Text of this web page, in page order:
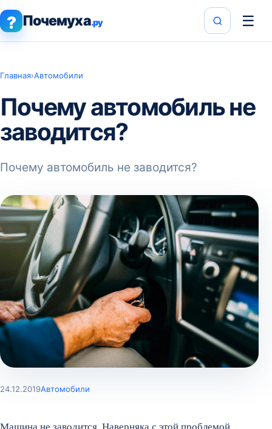
? Почемуха.ру ☰
Главная›Автомобили
Почему автомобиль не
заводится?
Почему автомобиль не заводится?
24.12.2019Автомобили
Машина не заводится. Наверняка с этой проблемой